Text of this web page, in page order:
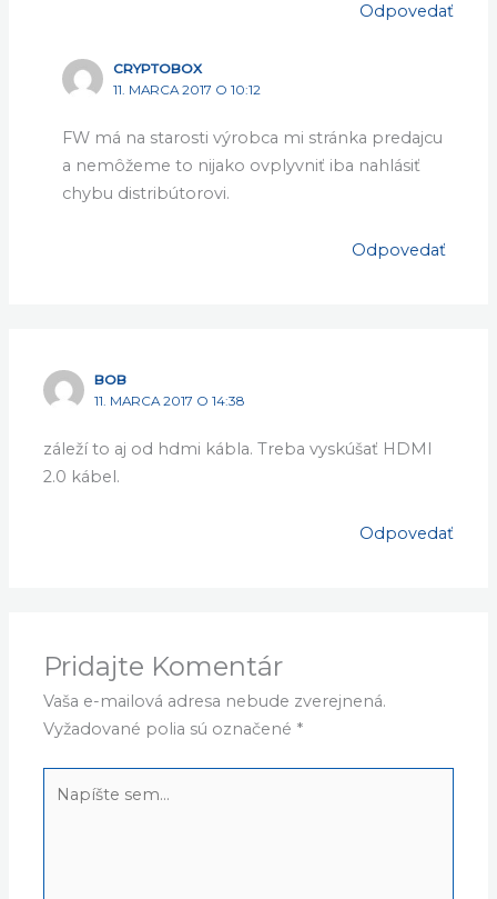
Odpovedať
CRYPTOBOX
11. MARCA 2017 O 10:12
FW má na starosti výrobca mi stránka predajcu
a nemôžeme to nijako ovplyvniť iba nahlásiť
chybu distribútorovi.
Odpovedať
BOB
11. MARCA 2017 O 14:38
záleží to aj od hdmi kábla. Treba vyskúšať HDMI
2.0 kábel.
Odpovedať
Pridajte Komentár
Vaša e-mailová adresa nebude zverejnená.
Vyžadované polia sú označené *
sem...